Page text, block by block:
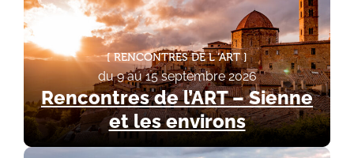
RENCONTRES DE L ‘ART
du 9 au 15 septembre 2026
Rencontres de l’ART – Sienne
et les environs